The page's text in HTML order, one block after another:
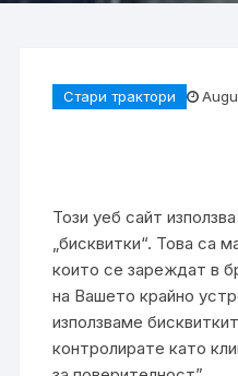
Стари трактори
Този уеб сайт
„бисквитки“. Това са
които се зареждат в
на Вашето крайно
използваме
контролирате като